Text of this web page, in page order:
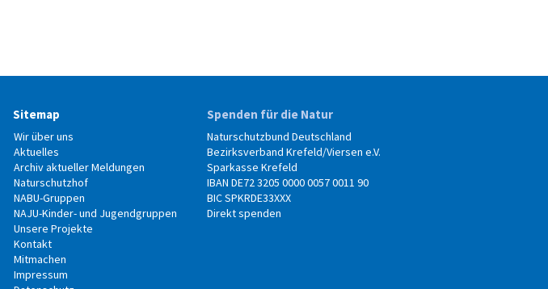
Sitemap
Wir über uns
Aktuelles
Archiv aktueller Meldungen
Naturschutzhof
NABU-Gruppen
NAJU-Kinder- und Jugendgruppen
Unsere Projekte
Kontakt
Mitmachen
Impressum
Spenden für die Natur
Naturschutzbund Deutschland
Bezirksverband Krefeld/Viersen e.V.
Sparkasse Krefeld
IBAN DE72 3205 0000 0057 0011 90
BIC SPKRDE33XXX
Direkt spenden